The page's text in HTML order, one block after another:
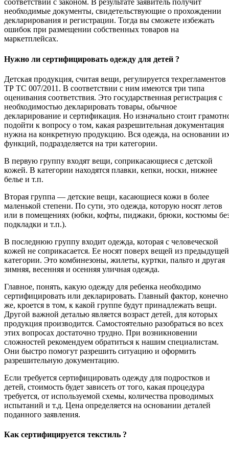
соответствии с законом. В результате заявитель получит
необходимые документы, свидетельствующие о прохождении
декларирования и регистрации. Тогда вы сможете избежать
ошибок при размещении собственных товаров на
маркетплейсах.
Нужно ли сертифицировать одежду для детей ?
Детская продукция, считая вещи, регулируется техрегламентов
ТР ТС 007/2011. В соответствии с ним имеются три типа
оценивания соответствия. Это государственная регистрация с
необходимостью декларировать товары, обычное
декларирование и сертификация. Но изначально стоит
подойти к вопросу о том, какая разрешительная документация
нужна на конкретную продукцию. Вся одежда, на основании
функций, подразделяется на три категории.
В первую группу входят вещи, соприкасающиеся с детской
кожей. В категории находятся плавки, кепки, носки, нижнее
белье и т.п.
Вторая группа — детские вещи, касающиеся кожи в более
маленькой степени. По сути, это одежда, которую носят летов
или в помещениях (юбки, кофты, пиджаки, брюки, костюмы
подкладки и т.п.).
В последнюю группу входит одежда, которая с человеческой
кожей не соприкасается. Ее носят поверх вещей из предыдущей
категории. Это комбинезоны, жилеты, куртки, пальто и другая
зимняя, весенняя и осенняя уличная одежда.
Главное, понять, какую одежду для ребенка необходимо
сертифицировать или декларировать. Главный фактор, конечно
же, кроется в том, к какой группе будут принадлежать вещи.
Другой важной деталью является возраст детей, для которых
продукция производится. Самостоятельно разобраться во всех
этих вопросах достаточно трудно. При возникновении
сложностей рекомендуем обратиться к нашим специалистам.
Они быстро помогут разрешить ситуацию и оформить
разрешительную документацию.
Если требуется сертифицировать одежду для подростков и
детей, стоимость будет зависеть от того, какая процедура
требуется, от используемой схемы, количества проводимых
испытаний и т.д. Цена определяется на основании деталей
поданного заявления.
Как сертифицируется текстиль ?